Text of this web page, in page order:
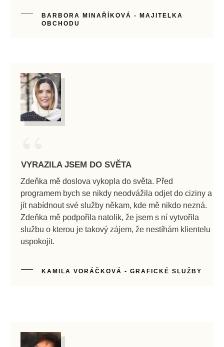
BARBORA MINAŘÍKOVÁ - MAJITELKA
OBCHODU
“
VYRAZILA JSEM DO SVĚTA
Zdeňka mě doslova vykopla do světa. Před
programem bych se nikdy neodvážila odjet do ciziny a
jít nabídnout své služby někam, kde mě nikdo nezná.
Zdeňka mě podpořila natolik, že jsem s ní vytvořila
službu o kterou je takový zájem, že nestíhám klientelu
uspokojit.
KAMILA VORÁČKOVÁ - GRAFICKÉ SLUŽBY